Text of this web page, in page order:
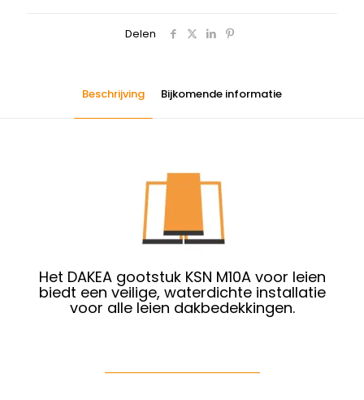
Delen
Beschrijving Bijkomende informatie
Het DAKEA gootstuk KSN M10A voor leien
biedt een veilige, waterdichte installatie
voor alle leien dakbedekkingen.